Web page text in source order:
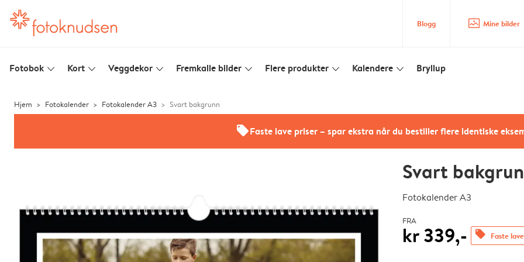
Blogg image_placeholder Mine bilder
Fotobok slim_arrow_down Kort slim_arrow_down Veggdekor slim_arrow_down Fremkalle bilder slim_arrow_down Flere produkter slim_arrow_down Kalendere slim_arrow_down Bryllup
Hjem Fotokalender Fotokalender A3 Svart bakgrunn
offersFaste lave priser – spar ekstra når du bestiller flere identiske
Svart
Fotokalender A3
FRA
kr 339,- offers Faste